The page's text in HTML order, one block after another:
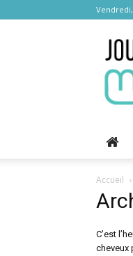
Accueil
C’est
cheveux